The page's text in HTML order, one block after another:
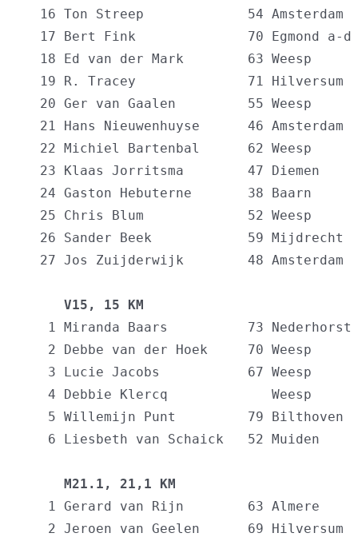
16 Ton Streep             54 Amsterdam
17 Bert Fink              70 Egmond a-d
18 Ed van der Mark        63 Weesp
19 R. Tracey              71 Hilversum
20 Ger van Gaalen         55 Weesp
21 Hans Nieuwenhuyse      46 Amsterdam
22 Michiel Bartenbal      62 Weesp
23 Klaas Jorritsma        47 Diemen
24 Gaston Hebuterne       38 Baarn
25 Chris Blum             52 Weesp
26 Sander Beek            59 Mijdrecht
27 Jos Zuijderwijk        48 Amsterdam
V15,
1 Miranda Baars          73 Nederhorst
2 Debbe van der Hoek     70 Weesp
3 Lucie Jacobs           67 Weesp
4 Debbie Klercq             Weesp
5 Willemijn Punt         79 Bilthoven
6 Liesbeth van Schaick   52 Muiden
M21.1,
1 Gerard van Rijn        63 Almere
2 Jeroen van Geelen      69 Hilversum